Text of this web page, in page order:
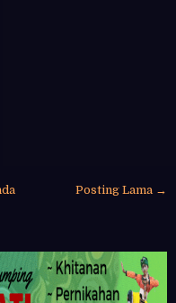
Posting Lama →